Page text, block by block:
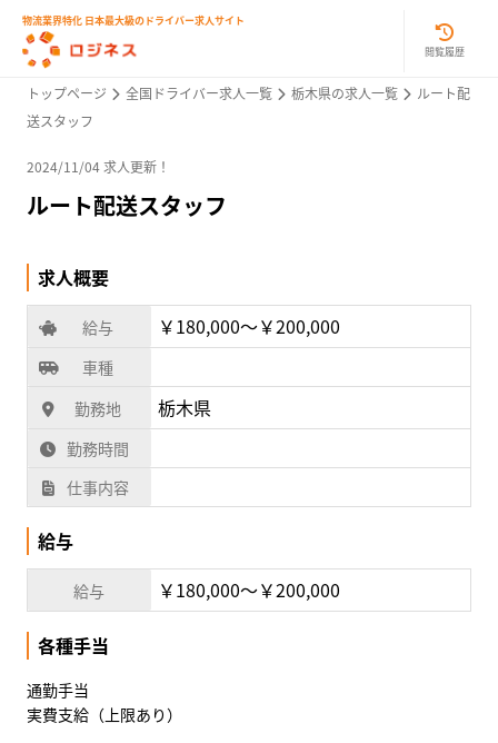
物流業界特化 日本最大級のドライバー求人サイト
閲覧履歴
トップページ 全国ドライバー求人一覧 栃木県の求人一覧
ルート配
送スタッフ
2024/11/04 求人更新！
ルート配送スタッフ
求人概要
給与 ￥180,000〜￥200,000
車種
勤務地
栃木県
勤務時間
仕事内容
給与
給与 ￥180,000〜￥200,000
各種手当
通勤手当
実費支給（上限あり）